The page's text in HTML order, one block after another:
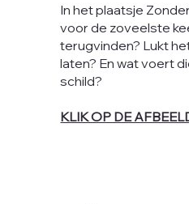
In het plaatsje
voor de zoveelste
terugvinden? Lukt
laten? En wat voert
schild?
KLIK OP DE